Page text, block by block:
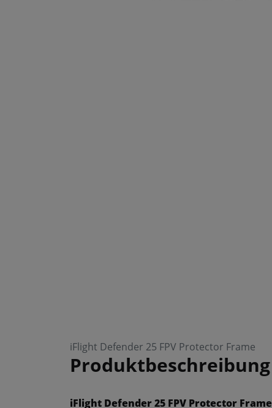
iFlight Defender 25 FPV Protector Frame
Produktbeschreibung
iFlight Defender 25 FPV Protector Frame